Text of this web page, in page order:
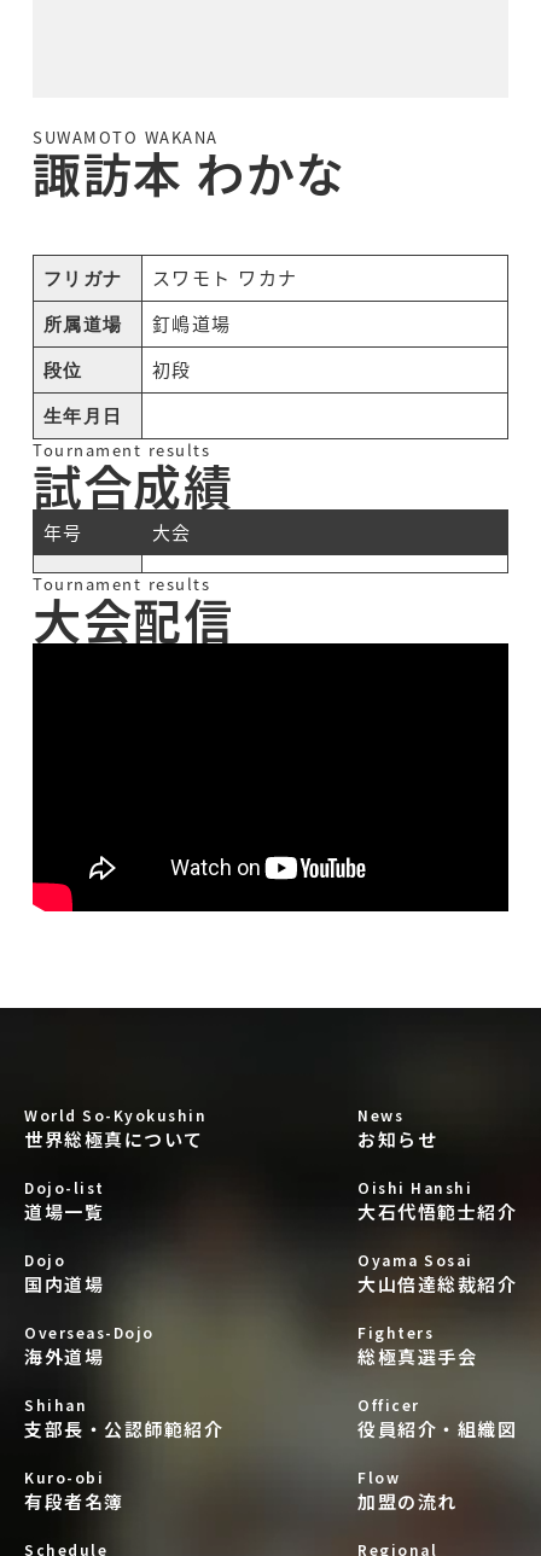
SUWAMOTO WAKANA
諏訪本 わかな
フリガナ スワモト ワカナ
所属道場 釘嶋道場
段位 初段
生年月日
Tournament results
試合成績
年号 大会
Tournament results
大会配信
World So-Kyokushin
世界総極真について
Dojo-list
道場一覧
Dojo
国内道場
Overseas-Dojo
海外道場
News
お知らせ
Oishi Hanshi
大石代悟範士紹介
Oyama Sosai
大山倍達総裁紹介
Fighters
総極真選手会
Shihan
支部長・公認師範紹介
Kuro-obi
有段者名簿
Schedule
Officer
役員紹介・組織図
Flow
加盟の流れ
Regional